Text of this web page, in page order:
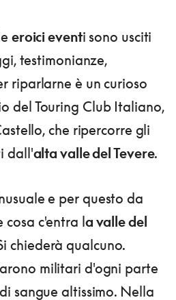
eroici eventi sono usciti
testimonianze,
riparlarne è un curioso
del Touring Club Italiano,
che ripercorre gli
dall'alta valle del Tevere.
e per questo da
cosa c'entra la valle del
chiederà qualcuno.
militari d'ogni parte
sangue altissimo. Nella